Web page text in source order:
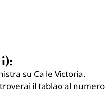
su Calle Victoria.
il tablao al numero